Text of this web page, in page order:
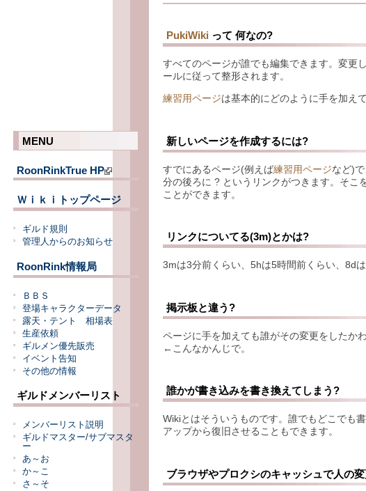
MENU
RoonRinkTrue HP
Ｗｉｋｉトップページ
ギルド規則
管理人からのお知らせ
RoonRink情報局
ＢＢＳ
登場キャラクターデータ
露天・テント 相場表
生産依頼
ギルメン優先販売
イベント告知
その他の情報
ギルドメンバーリスト
メンバーリスト説明
ギルドマスター/サブマスタ
ー
あ～お
か～こ
さ～そ
PukiWiki って 何なの?
すべてのページが誰でも編集できます。変更
ールに従って整形されます。
練習用ページは基本的にどのように手を加え
新しいページを作成するには?
すでにあるページ(例えば練習用ページなど)
分の後ろに ? というリンクがつきます。そこ
ことができます。
リンクについてる(3m)とかは?
3mは3分前くらい、5hは5時間前くらい、8d
掲示板と違う?
ページに手を加えても誰がその変更をしたか
←こんなかんじで。
誰かが書き込みを書き換えてしまう?
Wikiとはそういうものです。誰でもどこでも
アップから復旧させることもできます。
ブラウザやプロクシのキャッシュで人の